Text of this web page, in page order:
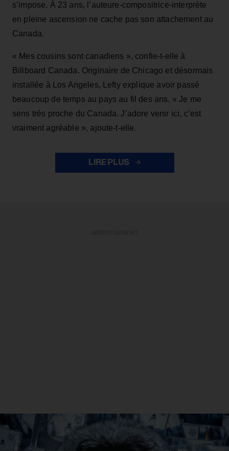
s’impose. À 23 ans, l’auteure-compositrice-interprète
en pleine ascension ne cache pas son attachement au
Canada.
« Mes cousins sont canadiens », confie-t-elle à
Billboard Canada. Originaire de Chicago et désormais
installée à Los Angeles, Lefty explique avoir passé
beaucoup de temps au pays au fil des ans. « Je me
sens très proche du Canada. J’adore venir ici, c’est
vraiment agréable », ajoute-t-elle.
LIRE PLUS